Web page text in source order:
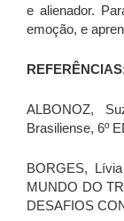
e alienador.
emoção, e
ALBONOZ,
Brasiliense, 6º
BORGES,
MUNDO DO
DESAFIOS